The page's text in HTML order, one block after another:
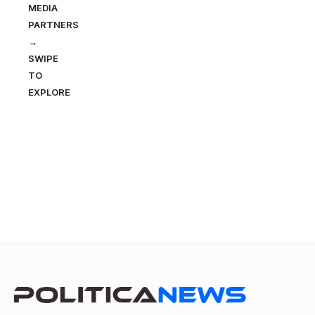
MEDIA
PARTNERS
→
SWIPE
TO
EXPLORE